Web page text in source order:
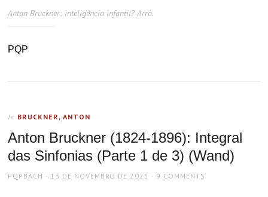
Anton Bruckner: inteligência infantil? Arrã.
PQP
In BRUCKNER, ANTON
Anton Bruckner (1824-1896): Integral
das Sinfonias (Parte 1 de 3) (Wand)
AUTHOR
PQPBACH
POSTED
13 DE NOVEMBRO DE 2025 9 COMMENTS